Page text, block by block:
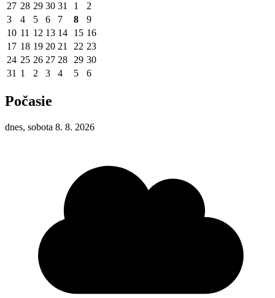
27 28 29 30 31 1
2
3
4 5 6 7 8
9
10 11 12 13 14 15 16
17 18 19 20 21 22 23
24 25 26 27 28 29 30
31 1 2 3 4 5 6
Počasie
dnes, sobota 8. 8. 2026